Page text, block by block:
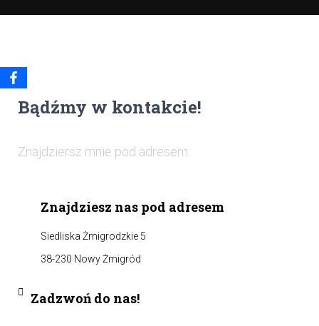
Bądźmy w kontakcie!
Znajdziersz mnie pod adresem:
Znajdziesz nas pod adresem
Siedliska Żmigrodzkie 5
38-230 Nowy Żmigród
Zadzwoń do nas!